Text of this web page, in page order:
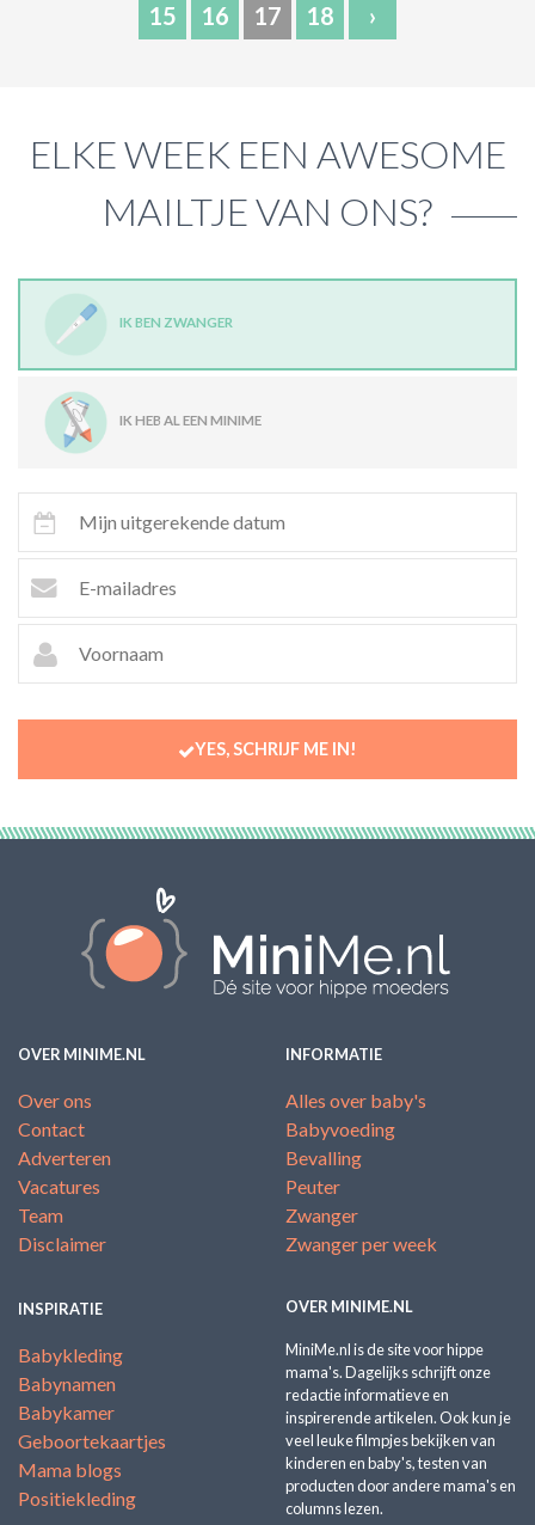
15
16 17 18 ›
ELKE WEEK EEN AWESOME
MAILTJE VAN ONS?
IK BEN ZWANGER
IK HEB AL EEN MINIME
YES, SCHRIJF ME IN!
OVER MINIME.NL
Over ons
Contact
Adverteren
Vacatures
Team
Disclaimer
INFORMATIE
Alles over baby's
Babyvoeding
Bevalling
Peuter
Zwanger
Zwanger per week
INSPIRATIE
Babykleding
Babynamen
Babykamer
Geboortekaartjes
Mama blogs
Positiekleding
OVER MINIME.NL
MiniMe.nl is de site voor hippe
mama's. Dagelijks schrijft onze
redactie informatieve en
inspirerende artikelen. Ook kun je
veel leuke filmpjes bekijken van
kinderen en baby's, testen van
producten door andere mama's en
columns lezen.